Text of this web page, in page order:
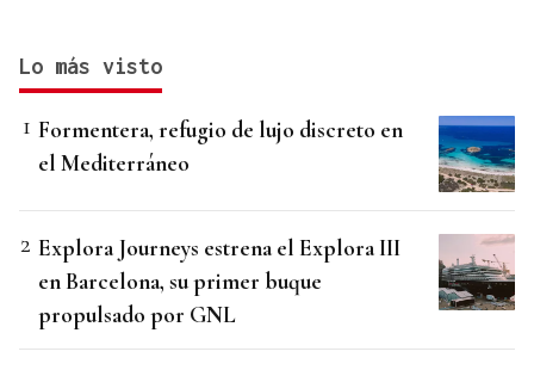
Lo más visto
Formentera, refugio de lujo discreto en
el Mediterráneo
Explora Journeys estrena el Explora III
en Barcelona, su primer buque
propulsado por GNL